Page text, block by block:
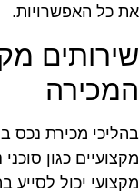
כל האפשרויות.
מכירת נכס
כגון סוכני
יכול לסייע